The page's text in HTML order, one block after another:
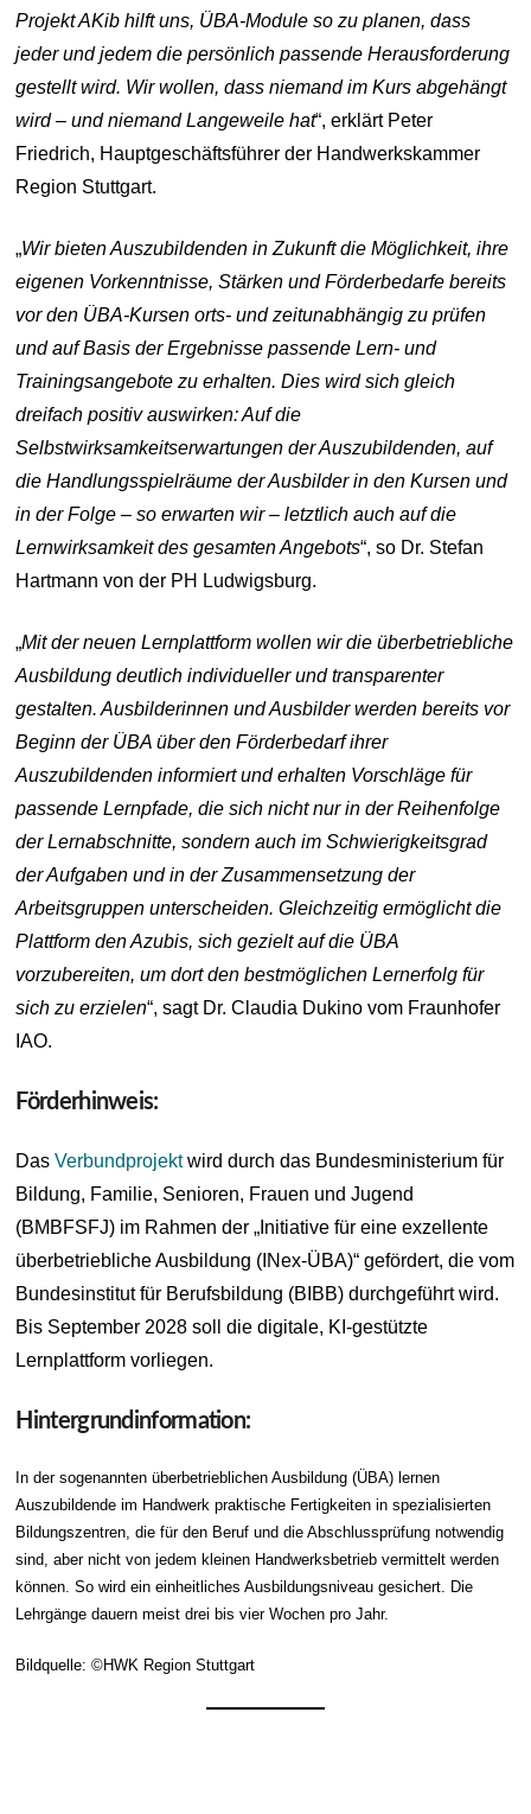
Projekt AKib hilft uns, ÜBA-Module so zu planen, dass
jeder und jedem die persönlich passende Herausforderung
gestellt wird. Wir wollen, dass niemand im Kurs abgehängt
wird – und niemand Langeweile hat“, erklärt Peter
Friedrich, Hauptgeschäftsführer der Handwerkskammer
Region Stuttgart.
„Wir bieten Auszubildenden in Zukunft die Möglichkeit, ihre
eigenen Vorkenntnisse, Stärken und Förderbedarfe bereits
vor den ÜBA-Kursen orts- und zeitunabhängig zu prüfen
und auf Basis der Ergebnisse passende Lern- und
Trainingsangebote zu erhalten. Dies wird sich gleich
dreifach positiv auswirken: Auf die
Selbstwirksamkeitserwartungen der Auszubildenden, auf
die Handlungsspielräume der Ausbilder in den Kursen und
in der Folge – so erwarten wir – letztlich auch auf die
Lernwirksamkeit des gesamten Angebots“, so Dr. Stefan
Hartmann von der PH Ludwigsburg.
„Mit der neuen Lernplattform wollen wir die überbetriebliche
Ausbildung deutlich individueller und transparenter
gestalten. Ausbilderinnen und Ausbilder werden bereits vor
Beginn der ÜBA über den Förderbedarf ihrer
Auszubildenden informiert und erhalten Vorschläge für
passende Lernpfade, die sich nicht nur in der Reihenfolge
der Lernabschnitte, sondern auch im Schwierigkeitsgrad
der Aufgaben und in der Zusammensetzung der
Arbeitsgruppen unterscheiden. Gleichzeitig ermöglicht die
Plattform den Azubis, sich gezielt auf die ÜBA
vorzubereiten, um dort den bestmöglichen Lernerfolg für
sich zu erzielen“, sagt Dr. Claudia Dukino vom Fraunhofer
IAO.
Förderhinweis:
DasVerbundprojektwird durch das Bundesministerium für
Bildung, Familie, Senioren, Frauen und Jugend
(BMBFSFJ) im Rahmen der „Initiative für eine exzellente
überbetriebliche Ausbildung (INex-ÜBA)“ gefördert, die vom
Bundesinstitut für Berufsbildung (BIBB) durchgeführt wird.
Bis September 2028 soll die digitale, KI-gestützte
Lernplattform vorliegen.
Hintergrundinformation:
In der sogenannten überbetrieblichen Ausbildung (ÜBA) lernen
Auszubildende im Handwerk praktische Fertigkeiten in spezialisierten
Bildungszentren, die für den Beruf und die Abschlussprüfung notwendig
sind, aber nicht von jedem kleinen Handwerksbetrieb vermittelt werden
können. So wird ein einheitliches Ausbildungsniveau gesichert. Die
Lehrgänge dauern meist drei bis vier Wochen pro Jahr.
Bildquelle: ©HWK Region Stuttgart